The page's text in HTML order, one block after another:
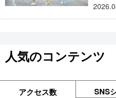
人気のコンテンツ
アクセス数 SNS